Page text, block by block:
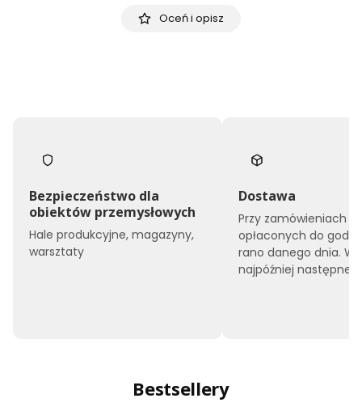
Oceń i opisz
Bezpieczeństwo dla
obiektów przemysłowych
Hale produkcyjne, magazyny,
warsztaty
Dostawa
Przy zamówieniach
opłaconych do
rano danego dnia.
najpóźniej
Bestsellery